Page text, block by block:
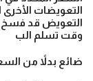
التعويضات
التعويض قد فسخ
وقت تسلم الب
ضائع بدلاً من